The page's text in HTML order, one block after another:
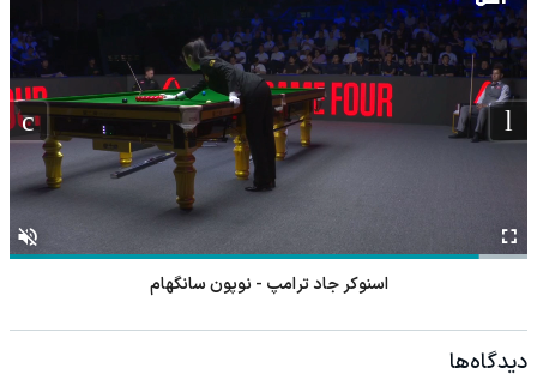
اسنوکر ژیائو گودونگ - آنتونی مک گیل
دیدگاه‌ها